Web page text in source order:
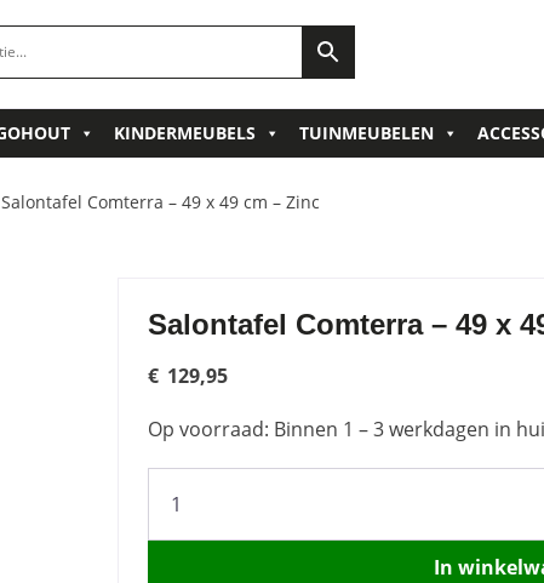
KINDERMEUBELS TUINMEUBELEN
Salontafel Comterra – 49 x 49 cm – Zinc
Salontafel Comterra – 49 x
€ 129,95
Op voorraad: Binnen 1 – 3 werkdagen in
Comterra
-
In